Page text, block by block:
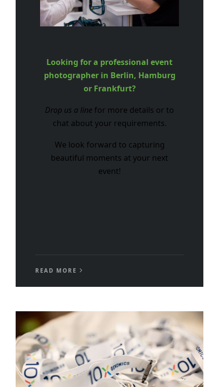
Looking for a professional event
photographer in Berlin, Hamburg
or Frankfurt?
Drop us a line for more details or to
chat about your requirements.
We look forward to capturing
beautiful moments at your next
event!
READ MORE